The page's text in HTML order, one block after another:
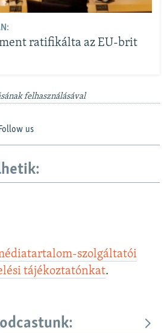
ratifikálta az EU-brit
felhasználásával
us
szolgáltatói
tájékoztatónkat.